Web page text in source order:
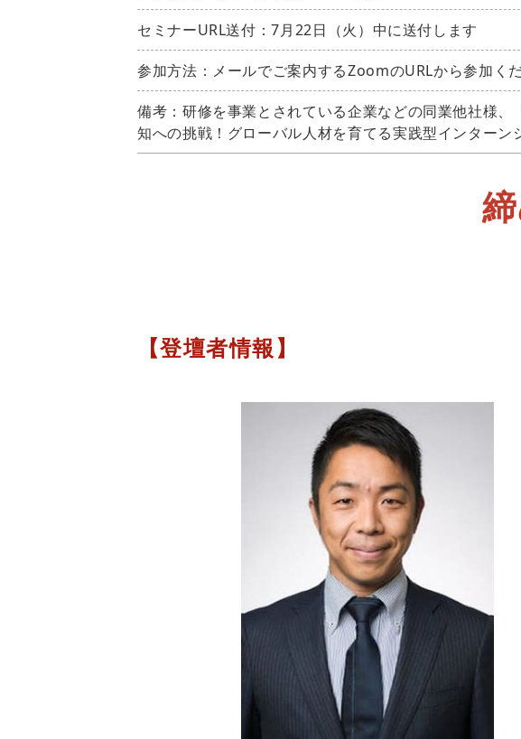
セミナーURL送付：7月22日（火）中に送付します
参加方法：メールでご案内するZoomのURLから参加く
備考：研修を事業とされている企業などの同業他社様
知への挑戦！グローバル人材を育てる実践型インターン
【登壇者情報】